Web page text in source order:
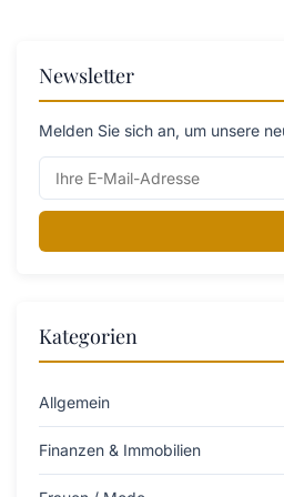
Newsletter
Melden Sie sich an, um unsere
Kategorien
Allgemein
Finanzen & Immobilien